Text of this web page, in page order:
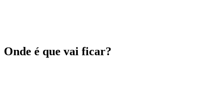
Onde é que vai ficar?